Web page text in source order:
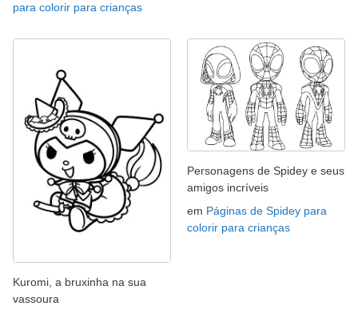
para colorir para crianças
Kuromi, a bruxinha na sua
vassoura
Personagens de Spidey e seus
amigos incríveis
em Páginas de Spidey para
colorir para crianças